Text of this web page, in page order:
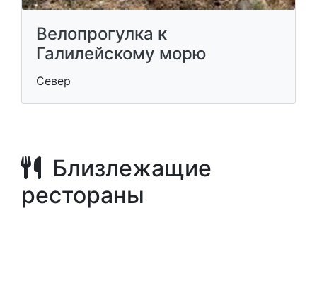
Велопрогулка к
Галилейскому морю
Север
Близлежащие
рестораны